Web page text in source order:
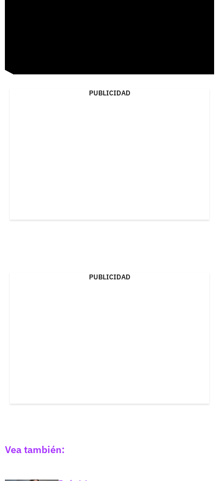
PUBLICIDAD
PUBLICIDAD
Vea también: